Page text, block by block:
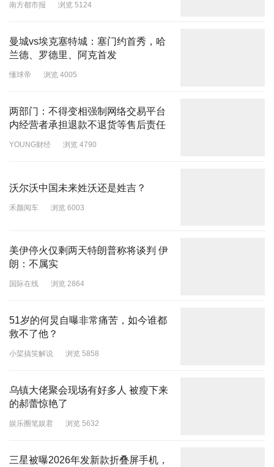
南方都市报 浏览 5124
曼城vs埃克塞特城：塞门约首秀，哈
兰德、罗德里、阿克首发
懂球帝 浏览 4005
两部门：不得变相强制网络交易平台
内经营者承担退款不退货等售后责任
YOUNG财经 浏览 4790
沃尔沃中国未来姓沃还是姓吉？
禾颜阅车 浏览 6003
美伊停火仅剩两天特朗普称将谈判 伊
朗：不属实
国际在线 浏览 2864
51岁的何炅自曝非常痛苦，如今谁都
救不了他？
小梊搞笑解说 浏览 5858
乌镇大佬聚会现场有好多人 被瘦下来
的郝蕾惊艳了
娱乐圈笔娱君 浏览 5632
三星被曝2026年发新款折叠屏手机，